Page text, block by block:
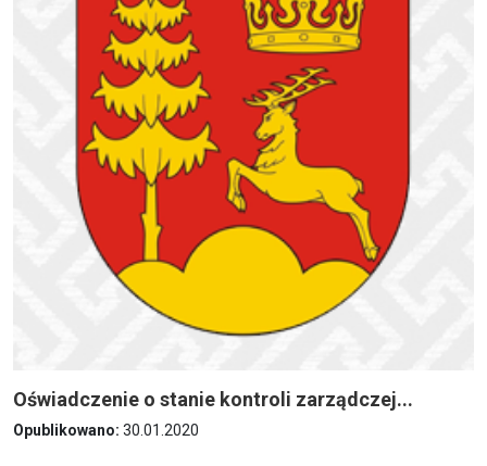
Oświadczenie o stanie kontroli zarządczej...
Opublikowano: 30.01.2020